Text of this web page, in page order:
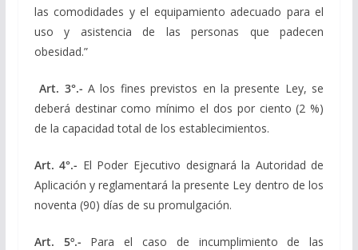
las comodidades y el equipamiento adecuado para el
uso y asistencia de las personas que padecen
obesidad.”
Art. 3°.- A los fines previstos en la presente Ley, se
deberá destinar como mínimo el dos por ciento (2 %)
de la capacidad total de los establecimientos.
Art. 4°.- El Poder Ejecutivo designará la Autoridad de
Aplicación y reglamentará la presente Ley dentro de los
noventa (90) días de su promulgación.
Art. 5º.- Para el caso de incumplimiento de las